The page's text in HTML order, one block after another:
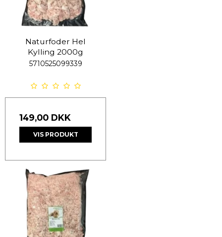
Naturfoder Hel
Kylling 2000g
5710525099339
149,00 DKK
VIS PRODUKT